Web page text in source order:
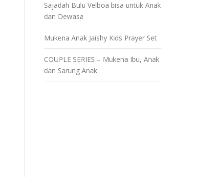
Sajadah Bulu Velboa bisa untuk Anak
dan Dewasa
Mukena Anak Jaishy Kids Prayer Set
COUPLE SERIES – Mukena Ibu, Anak
dan Sarung Anak